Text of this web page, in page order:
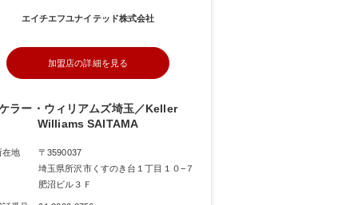
エイチエフユナイテッド株式会社
加盟店の詳細を見る
ラー・ウィリアムズ埼玉／Keller
Williams SAITAMA
在地
〒3590037
埼玉県所沢市くすのき台１丁目１０−７
肥沼ビル３Ｆ